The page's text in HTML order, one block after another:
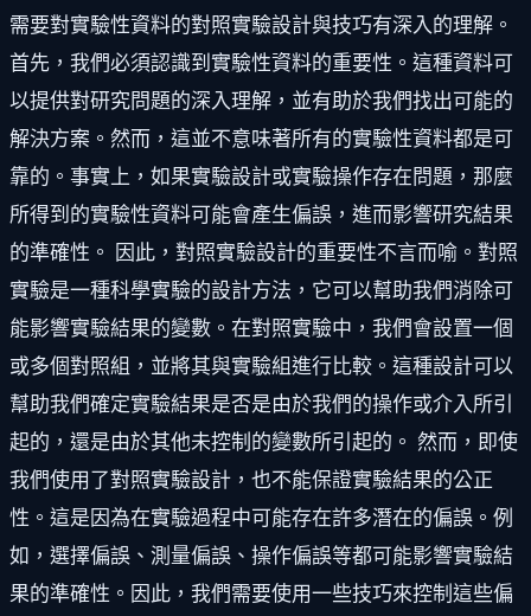
需要對實驗性資料的對照實驗設計與技巧有深入的理解。
首先，我們必須認識到實驗性資料的重要性。這種資料可
以提供對研究問題的深入理解，並有助於我們找出可能的
解決方案。然而，這並不意味著所有的實驗性資料都是可
靠的。事實上，如果實驗設計或實驗操作存在問題，那麼
所得到的實驗性資料可能會產生偏誤，進而影響研究結果
的準確性。 因此，對照實驗設計的重要性不言而喻。對照
實驗是一種科學實驗的設計方法，它可以幫助我們消除可
能影響實驗結果的變數。在對照實驗中，我們會設置一個
或多個對照組，並將其與實驗組進行比較。這種設計可以
幫助我們確定實驗結果是否是由於我們的操作或介入所引
起的，還是由於其他未控制的變數所引起的。 然而，即使
我們使用了對照實驗設計，也不能保證實驗結果的公正
性。這是因為在實驗過程中可能存在許多潛在的偏誤。例
如，選擇偏誤、測量偏誤、操作偏誤等都可能影響實驗結
果的準確性。因此，我們需要使用一些技巧來控制這些偏